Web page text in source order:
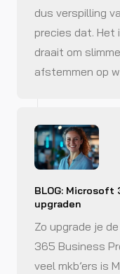
dus verspilling
precies dat. Het
draait om
afstemmen op
BLOG: Microsoft
upgraden
Zo upgrade je
365 Business
veel mkb’ers is